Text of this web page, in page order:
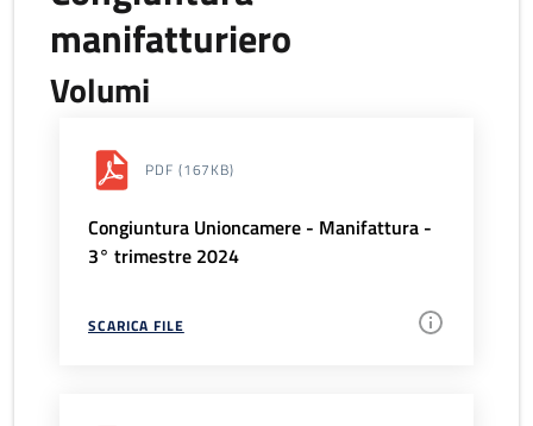
manifatturiero
Volumi
PDF (167KB)
Congiuntura Unioncamere - Manifattura -
3° trimestre 2024
SCARICA FILE